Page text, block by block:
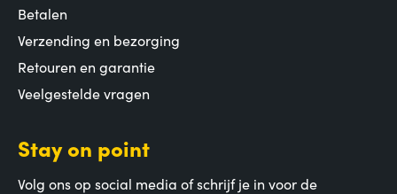
Betalen
Verzending en bezorging
Retouren en garantie
Veelgestelde vragen
Stay on point
Volg ons op social media of schrijf je in voor de